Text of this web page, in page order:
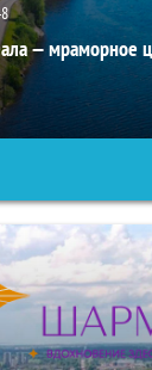
— мраморное